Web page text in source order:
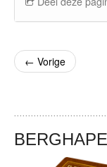
← Vorige